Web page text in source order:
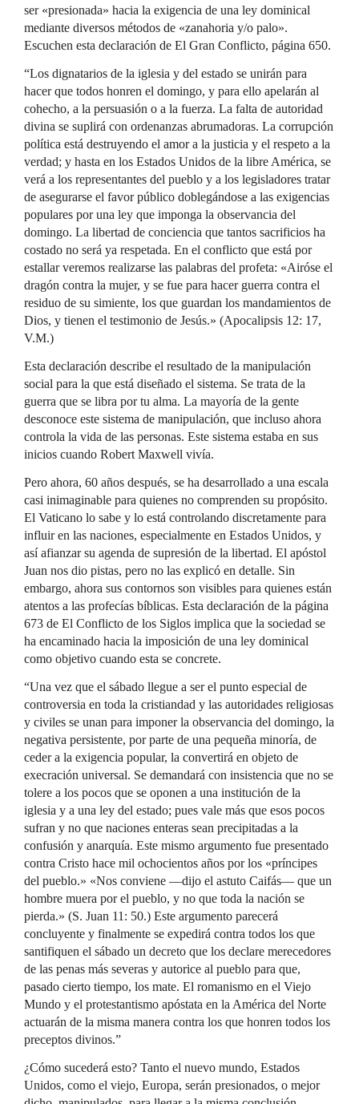
ser «presionada» hacia la exigencia de una ley dominical
mediante diversos métodos de «zanahoria y/o palo».
Escuchen esta declaración de El Gran Conflicto, página 650.
“Los dignatarios de la iglesia y del estado se unirán para
hacer que todos honren el domingo, y para ello apelarán al
cohecho, a la persuasión o a la fuerza. La falta de autoridad
divina se suplirá con ordenanzas abrumadoras. La corrupción
política está destruyendo el amor a la justicia y el respeto a la
verdad; y hasta en los Estados Unidos de la libre América, se
verá a los representantes del pueblo y a los legisladores tratar
de asegurarse el favor público doblegándose a las exigencias
populares por una ley que imponga la observancia del
domingo. La libertad de conciencia que tantos sacrificios ha
costado no será ya respetada. En el conflicto que está por
estallar veremos realizarse las palabras del profeta: «Airóse el
dragón contra la mujer, y se fue para hacer guerra contra el
residuo de su simiente, los que guardan los mandamientos de
Dios, y tienen el testimonio de Jesús.» (Apocalipsis 12: 17,
V.M.)
Esta declaración describe el resultado de la manipulación
social para la que está diseñado el sistema. Se trata de la
guerra que se libra por tu alma. La mayoría de la gente
desconoce este sistema de manipulación, que incluso ahora
controla la vida de las personas. Este sistema estaba en sus
inicios cuando Robert Maxwell vivía.
Pero ahora, 60 años después, se ha desarrollado a una escala
casi inimaginable para quienes no comprenden su propósito.
El Vaticano lo sabe y lo está controlando discretamente para
influir en las naciones, especialmente en Estados Unidos, y
así afianzar su agenda de supresión de la libertad. El apóstol
Juan nos dio pistas, pero no las explicó en detalle. Sin
embargo, ahora sus contornos son visibles para quienes están
atentos a las profecías bíblicas. Esta declaración de la página
673 de El Conflicto de los Siglos implica que la sociedad se
ha encaminado hacia la imposición de una ley dominical
como objetivo cuando esta se concrete.
“Una vez que el sábado llegue a ser el punto especial de
controversia en toda la cristiandad y las autoridades religiosas
y civiles se unan para imponer la observancia del domingo, la
negativa persistente, por parte de una pequeña minoría, de
ceder a la exigencia popular, la convertirá en objeto de
execración universal. Se demandará con insistencia que no se
tolere a los pocos que se oponen a una institución de la
iglesia y a una ley del estado; pues vale más que esos pocos
sufran y no que naciones enteras sean precipitadas a la
confusión y anarquía. Este mismo argumento fue presentado
contra Cristo hace mil ochocientos años por los «príncipes
del pueblo.» «Nos conviene —dijo el astuto Caifás— que un
hombre muera por el pueblo, y no que toda la nación se
pierda.» (S. Juan 11: 50.) Este argumento parecerá
concluyente y finalmente se expedirá contra todos los que
santifiquen el sábado un decreto que los declare merecedores
de las penas más severas y autorice al pueblo para que,
pasado cierto tiempo, los mate. El romanismo en el Viejo
Mundo y el protestantismo apóstata en la América del Norte
actuarán de la misma manera contra los que honren todos los
preceptos divinos.”
¿Cómo sucederá esto? Tanto el nuevo mundo, Estados
Unidos, como el viejo, Europa, serán presionados, o mejor